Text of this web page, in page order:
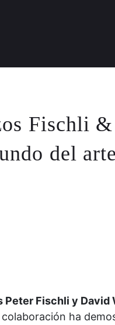
Fischli
del arte
Peter Fischli y David
ha